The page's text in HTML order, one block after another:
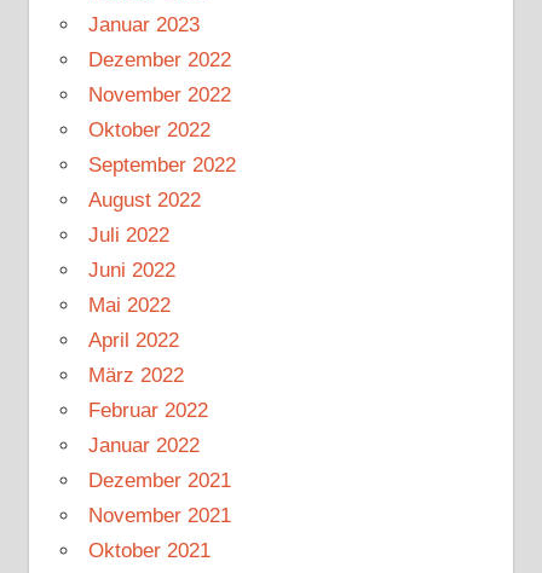
Januar 2023
Dezember 2022
November 2022
Oktober 2022
September 2022
August 2022
Juli 2022
Juni 2022
Mai 2022
April 2022
März 2022
Februar 2022
Januar 2022
Dezember 2021
November 2021
Oktober 2021